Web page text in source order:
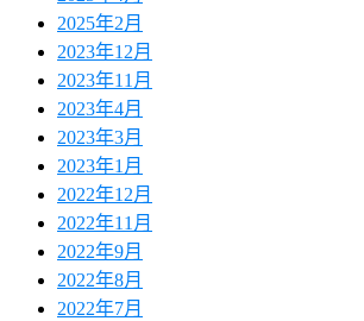
2025年2月
2023年12月
2023年11月
2023年4月
2023年3月
2023年1月
2022年12月
2022年11月
2022年9月
2022年8月
2022年7月